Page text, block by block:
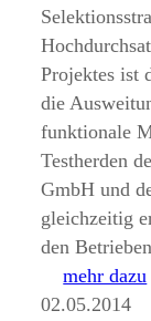
Projektes ist
die
funktionale
Testherden
GmbH und
gleichzeitig
den
mehr dazu
02.05.2014